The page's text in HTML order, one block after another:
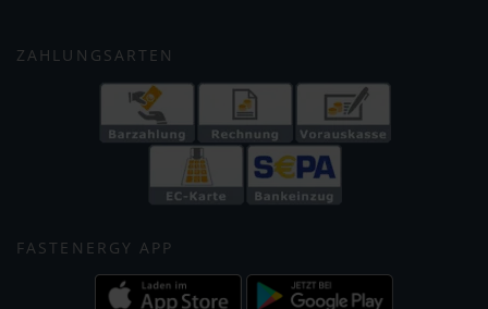
ZAHLUNGSARTEN
FASTENERGY APP